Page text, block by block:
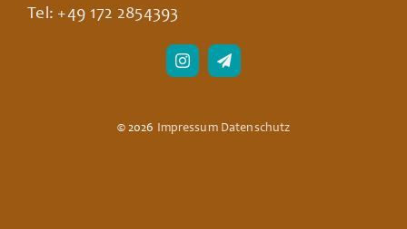
Tel: +49 172 2854393
© 2026 Impressum Datenschutz